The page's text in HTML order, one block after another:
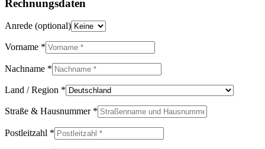
Rechnungsdaten
Anrede (optional)
Vorname *
Nachname *
Land / Region *
Straße & Hausnummer *
Postleitzahl *